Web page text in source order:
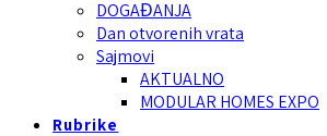
DOGAĐANJA
Dan otvorenih vrata
Sajmovi
AKTUALNO
MODULAR HOMES EXPO
Rubrike